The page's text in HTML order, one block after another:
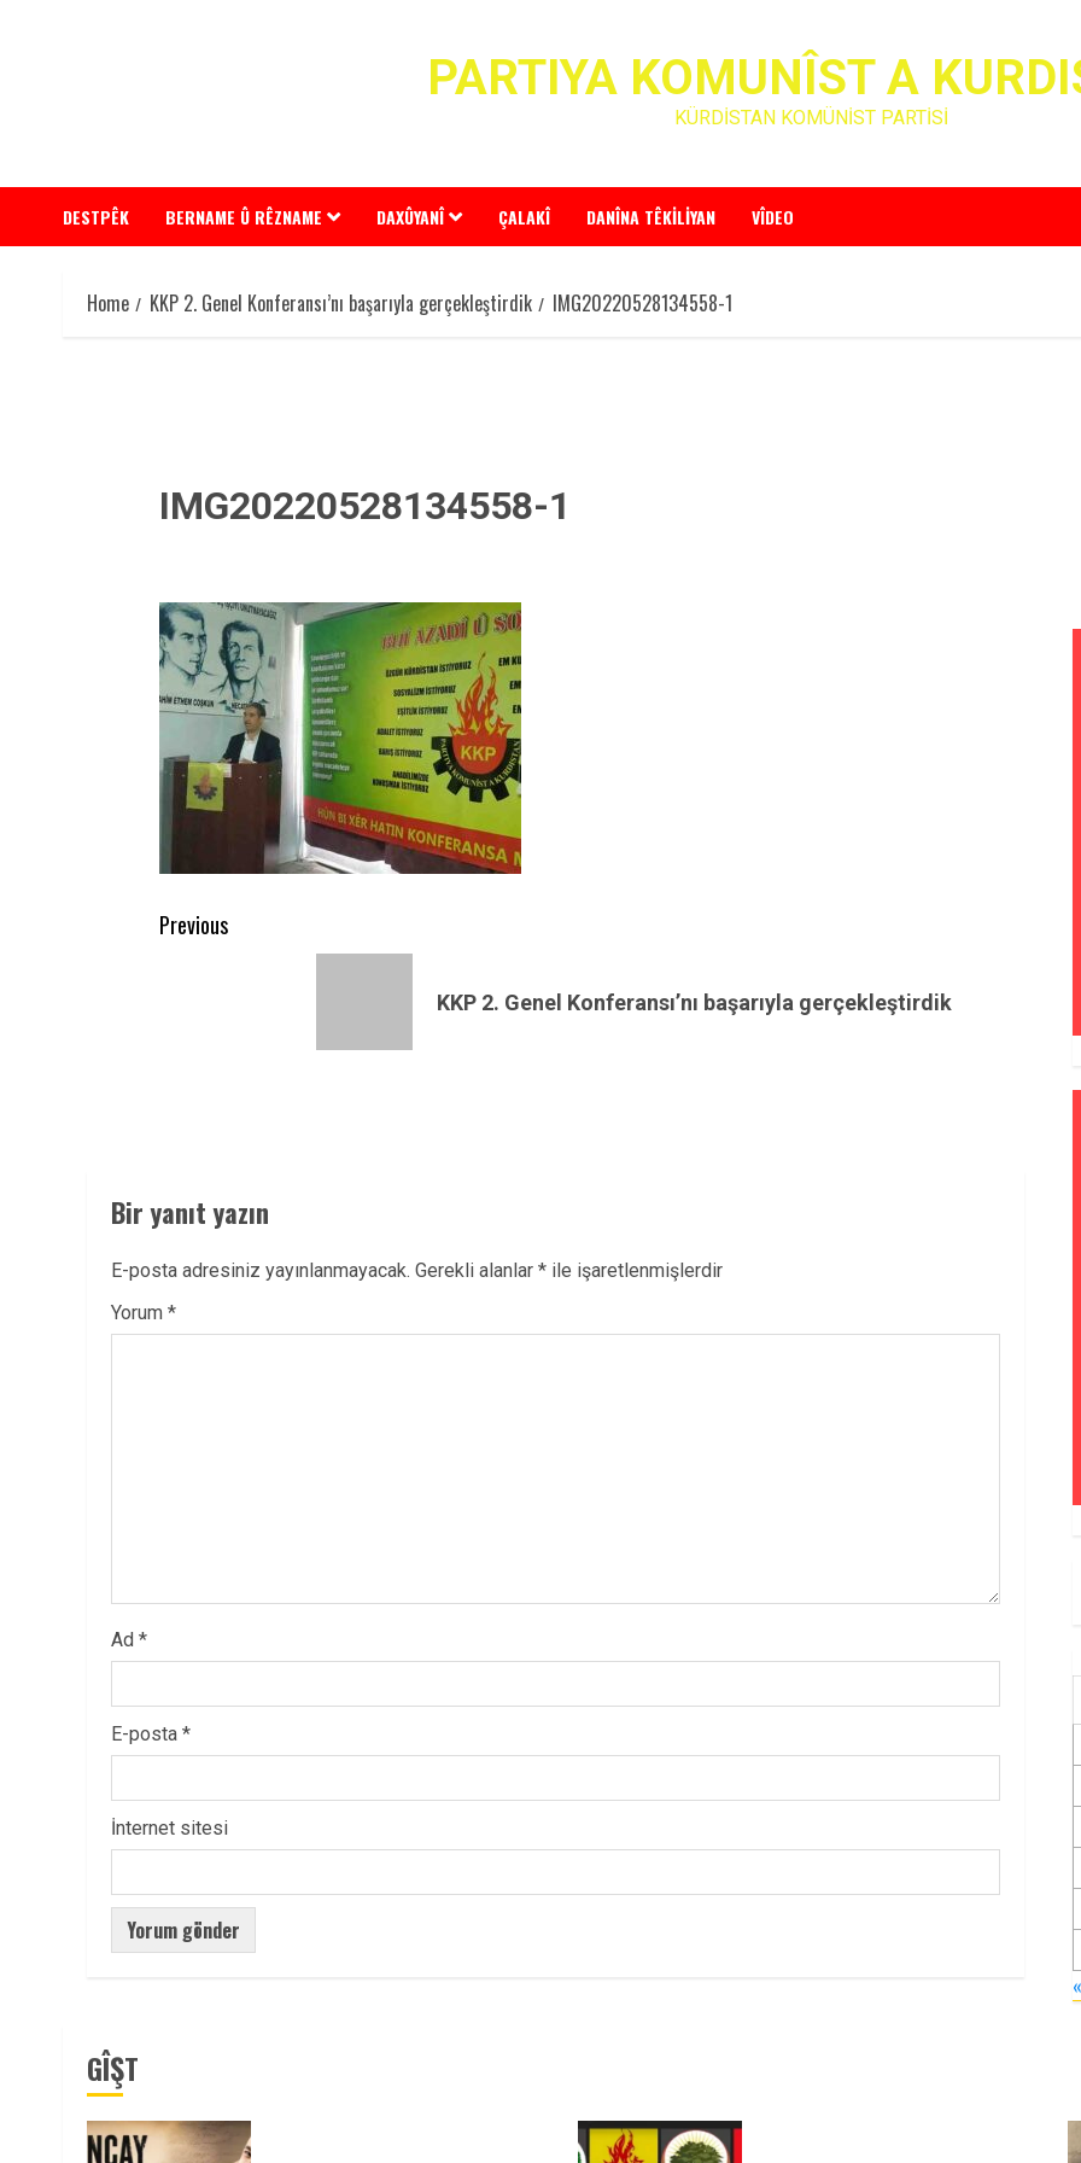
PARTIYA KOMUNÎST A
KÜRDİSTAN KOMÜNİST PARTİSİ
DESTPÊK BERNAME Û RÊZNAME DAXÛYANÎ ÇALAKÎ DANÎNA TÊKILIYAN VÎDEO
Home KKP 2. Genel Konferansı’nı başarıyla gerçekleştirdik IMG20220528134558-1
IMG20220528134558-1
Post
Previous
KKP 2. Genel Konferansı’nı başarıyla gerçekleştirdik
Bir yanıt yazın
E-posta adresiniz yayınlanmayacak. Gerekli alanlar * ile işaretlenmişlerdir
Yorum *
Ad *
E-posta *
İnternet sitesi
GÎŞT